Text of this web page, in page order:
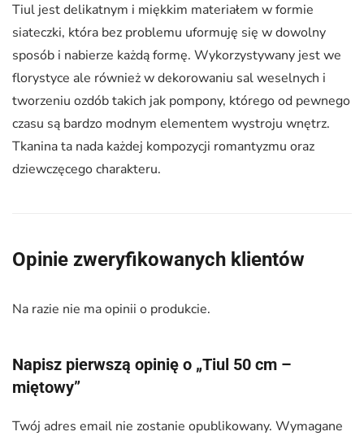
Tiul jest delikatnym i miękkim materiałem w formie
siateczki, która bez problemu uformuję się w dowolny
sposób i nabierze każdą formę. Wykorzystywany jest we
florystyce ale również w dekorowaniu sal weselnych i
tworzeniu ozdób takich jak pompony, którego od pewnego
czasu są bardzo modnym elementem wystroju wnętrz.
Tkanina ta nada każdej kompozycji romantyzmu oraz
dziewczęcego charakteru.
Opinie zweryfikowanych klientów
Na razie nie ma opinii o produkcie.
Napisz pierwszą opinię o „Tiul 50 cm –
miętowy”
Twój adres email nie zostanie opublikowany. Wymagane